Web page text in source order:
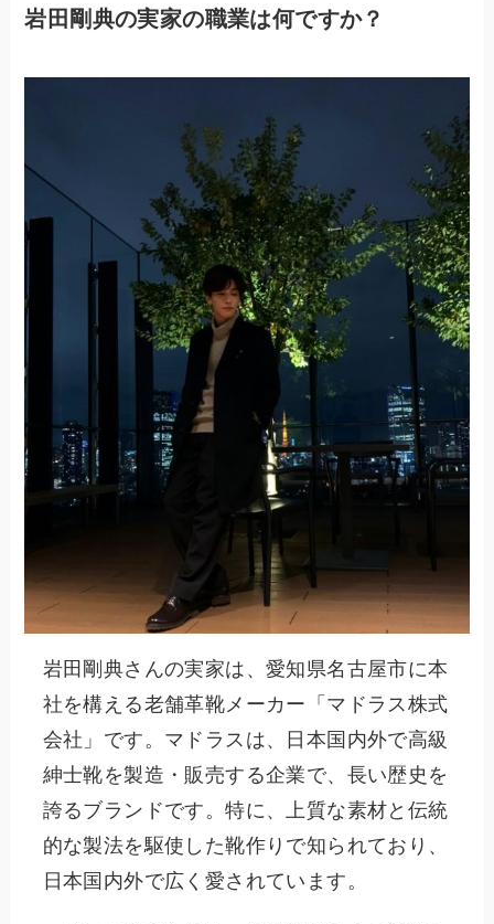
岩田剛典の実家の職業は何ですか？
岩田剛典さんの実家は、愛知県名古屋市に本
社を構える老舗革靴メーカー「マドラス株式
会社」です。マドラスは、日本国内外で高級
紳士靴を製造・販売する企業で、長い歴史を
誇るブランドです。特に、上質な素材と伝統
的な製法を駆使した靴作りで知られており、
日本国内外で広く愛されています。